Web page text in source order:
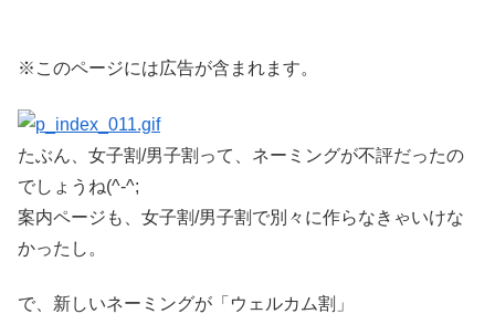
※このページには広告が含まれます。
たぶん、女子割/男子割って、ネーミングが不評だったの
でしょうね(^-^;
案内ページも、女子割/男子割で別々に作らなきゃいけな
かったし。
で、新しいネーミングが「ウェルカム割」